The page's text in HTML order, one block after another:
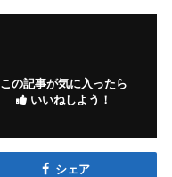
この記事が気に入ったら
いいねしよう！
シェア